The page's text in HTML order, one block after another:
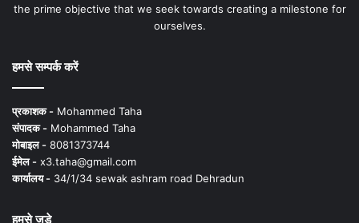
the prime objective that we seek towards creating a milestone for
ourselves.
हमसे सम्पर्क करें
प्रकाशक - Mohammed Taha
संपादक - Mohammed Taha
मोबाइल - 8081373744
ईमेल - x3.taha@gmail.com
कार्यालय - 34/1/34 sewak ashram road Dehradun
हमसे जुड़े